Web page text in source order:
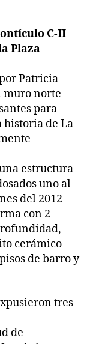
C-II
Plaza
Patricia
muro norte
para
historia de La
estructura
uno al
del 2012
con 2
cerámico
de barro y
tres
de